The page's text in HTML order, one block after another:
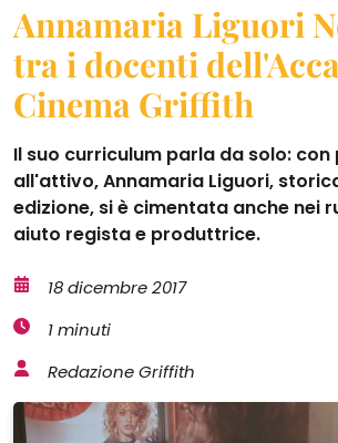
Annamaria Liguori
tra i docenti
Cinema Griffith
Il suo curriculum parla da solo: con
all'attivo, Annamaria Liguori,
edizione, si è cimentata anche nei
aiuto regista e produttrice.
18 dicembre 2017
1 minuti
Redazione Griffith